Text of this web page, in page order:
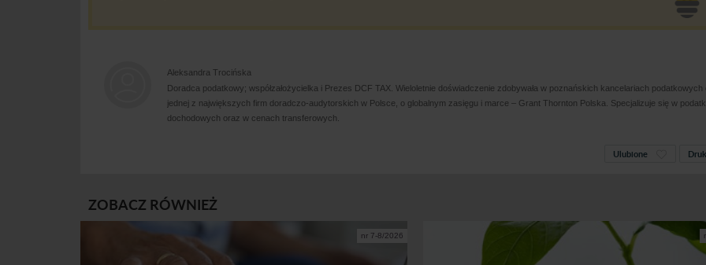
Aleksandra Trocińska
Doradca podatkowy; współzałożycielka i Prezes DCF TAX. Wieloletnie doświadczenie zdobywała w poznańskich kancelariach podatkowych
jednej z największych firm doradczo-audytorskich w Polsce, o globalnym zasięgu i marce – Grant Thornton Polska. Specjalizuje się w
dochodowych oraz w cenach transferowych.
Ulubione
ZOBACZ RÓWNIEŻ
nr 7-8/2026